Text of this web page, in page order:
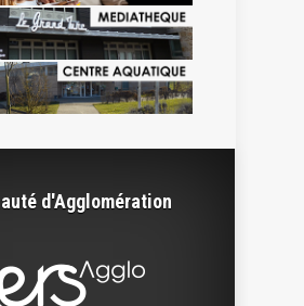
d'Agglomération